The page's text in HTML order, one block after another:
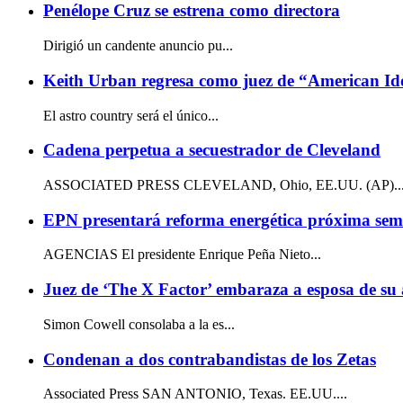
Penélope Cruz se estrena como directora
Dirigió un candente anuncio pu...
Keith Urban regresa como juez de “American
El astro country será el único...
Cadena perpetua a secuestrador de Cleveland
ASSOCIATED PRESS CLEVELAND, Ohio, EE.UU. (AP)...
EPN presentará reforma energética próxima
AGENCIAS El presidente Enrique Peña Nieto...
Juez de ‘The X Factor’ embaraza a esposa de su
Simon Cowell consolaba a la es...
Condenan a dos contrabandistas de los Zetas
Associated Press SAN ANTONIO, Texas. EE.UU....